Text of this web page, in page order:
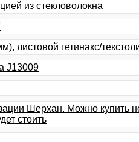
из стекловолокна
листовой гетинакс/
J13009
Шерхан. Можно купить
стоить